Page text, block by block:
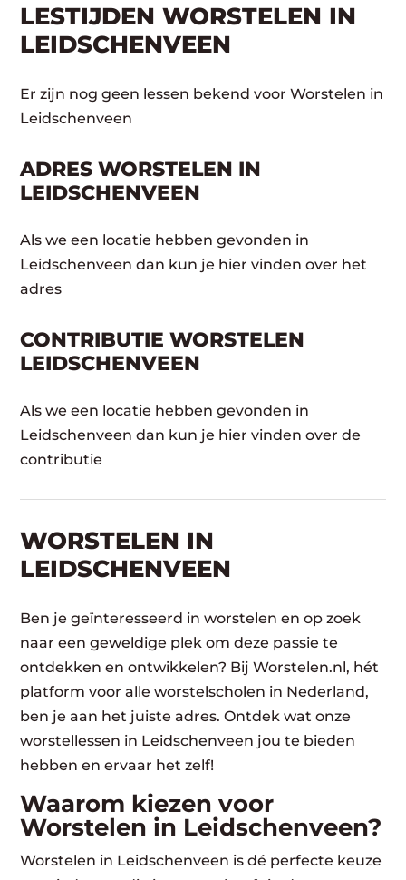
LESTIJDEN WORSTELEN IN
LEIDSCHENVEEN
Er zijn nog geen lessen bekend voor Worstelen in
Leidschenveen
ADRES WORSTELEN IN
LEIDSCHENVEEN
Als we een locatie hebben gevonden in
Leidschenveen dan kun je hier vinden over het
adres
CONTRIBUTIE WORSTELEN
LEIDSCHENVEEN
Als we een locatie hebben gevonden in
Leidschenveen dan kun je hier vinden over de
contributie
WORSTELEN​ IN
LEIDSCHENVEEN
Ben je geïnteresseerd in worstelen en op zoek
naar een geweldige plek om deze passie te
ontdekken en ontwikkelen? Bij Worstelen.nl, hét
platform voor alle worstelscholen in Nederland,
ben je aan het juiste adres. Ontdek wat onze
worstellessen in Leidschenveen jou te bieden
hebben en ervaar het zelf!
Waarom kiezen voor
Worstelen in Leidschenveen?
Worstelen in Leidschenveen is dé perfecte keuze